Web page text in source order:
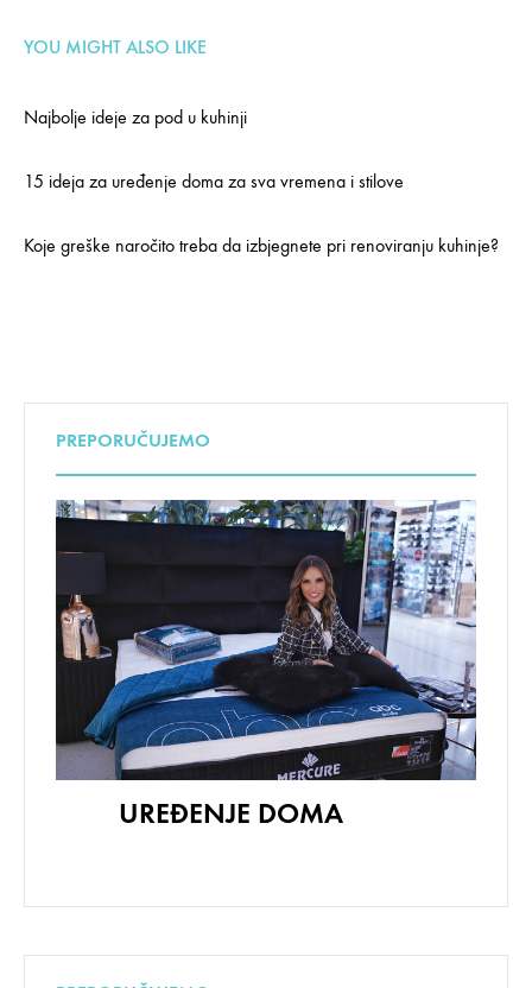
YOU MIGHT ALSO LIKE
Najbolje ideje za pod u kuhinji
15 ideja za uređenje doma za sva vremena i stilove
Koje greške naročito treba da izbjegnete pri renoviranju kuhinje?
PREPORUČUJEMO
UREĐENJE DOMA